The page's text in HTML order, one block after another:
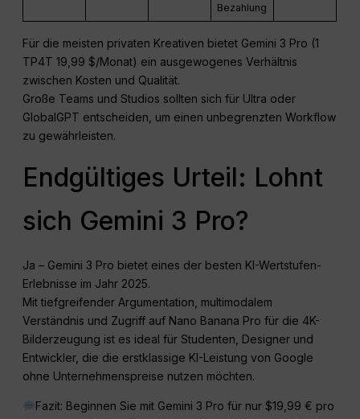
Bezahlung
Für die meisten privaten Kreativen bietet Gemini 3 Pro (1
TP4T 19,99 $/Monat) ein ausgewogenes Verhältnis
zwischen Kosten und Qualität.
Große Teams und Studios sollten sich für Ultra oder
GlobalGPT entscheiden, um einen unbegrenzten Workflow
zu gewährleisten.
Endgültiges Urteil: Lohnt
sich Gemini 3 Pro?
Ja – Gemini 3 Pro bietet eines der besten KI-Wertstufen-
Erlebnisse im Jahr 2025.
Mit tiefgreifender Argumentation, multimodalem
Verständnis und Zugriff auf Nano Banana Pro für die 4K-
Bilderzeugung ist es ideal für Studenten, Designer und
Entwickler, die die erstklassige KI-Leistung von Google
ohne Unternehmenspreise nutzen möchten.
Fazit: Beginnen Sie mit Gemini 3 Pro für nur $19,99 € pro